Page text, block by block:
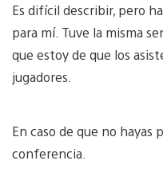
Es difícil describir, pero
para mí. Tuve la misma
que estoy de que los
jugadores.
En caso de que no hayas
conferencia.